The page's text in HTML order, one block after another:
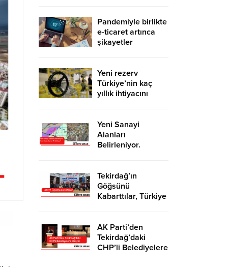
Pandemiyle birlikte
e-ticaret artınca
şikayetler
Yeni rezerv
Türkiye’nin kaç
yıllık ihtiyacını
Yeni Sanayi
Alanları
Belirleniyor.
Tekirdağ’ın
Göğsünü
Kabarttılar, Türkiye
AK Parti’den
Tekirdağ’daki
CHP’li Belediyelere